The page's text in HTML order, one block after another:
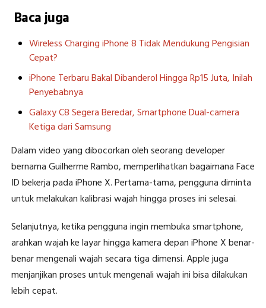
Baca juga
Wireless Charging iPhone 8 Tidak Mendukung Pengisian
Cepat?
iPhone Terbaru Bakal Dibanderol Hingga Rp15 Juta, Inilah
Penyebabnya
Galaxy C8 Segera Beredar, Smartphone Dual-camera
Ketiga dari Samsung
Dalam video yang dibocorkan oleh seorang developer
bernama Guilherme Rambo, memperlihatkan bagaimana Face
ID bekerja pada iPhone X. Pertama-tama, pengguna diminta
untuk melakukan kalibrasi wajah hingga proses ini selesai.
Selanjutnya, ketika pengguna ingin membuka smartphone,
arahkan wajah ke layar hingga kamera depan iPhone X benar-
benar mengenali wajah secara tiga dimensi. Apple juga
menjanjikan proses untuk mengenali wajah ini bisa dilakukan
lebih cepat.